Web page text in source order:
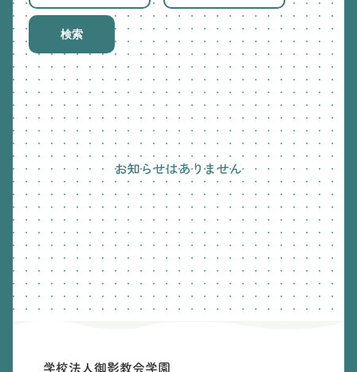
検索
お知らせはありません
学校法人御影教会学園